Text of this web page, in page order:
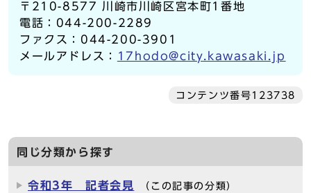
〒210-8577 川崎市川崎区宮本町1番地
電話：044-200-2289
ファクス：044-200-3901
メールアドレス：
17hodo@city.kawasaki.jp
コンテンツ番号123738
同じ分類から探す
令和3年 記者会見 （この記事の分類）